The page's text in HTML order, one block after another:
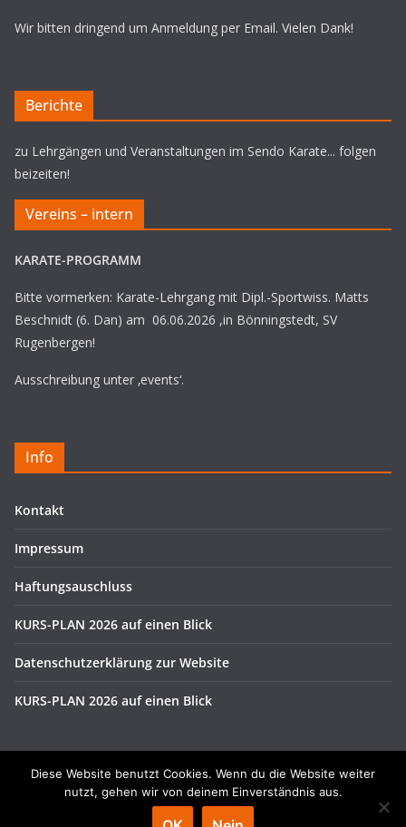
Wir bitten dringend um Anmeldung per Email. Vielen Dank!
Berichte
zu Lehrgängen und Veranstaltungen im Sendo Karate... folgen
beizeiten!
Vereins – intern
KARATE-PROGRAMM
Bitte vormerken: Karate-Lehrgang mit Dipl.-Sportwiss. Matts
Beschnidt (6. Dan) am 06.06.2026 ,in Bönningstedt, SV
Rugenbergen!
Ausschreibung unter ‚events‘.
Info
Kontakt
Impressum
Haftungsauschluss
KURS-PLAN 2026 auf einen Blick
Datenschutzerklärung zur Website
KURS-PLAN 2026 auf einen Blick
Copyright © 2026Karate . Alle Rechte vorbehalten.
Diese Website benutzt Cookies. Wenn du die Website weiter
nutzt, gehen wir von deinem Einverständnis aus.